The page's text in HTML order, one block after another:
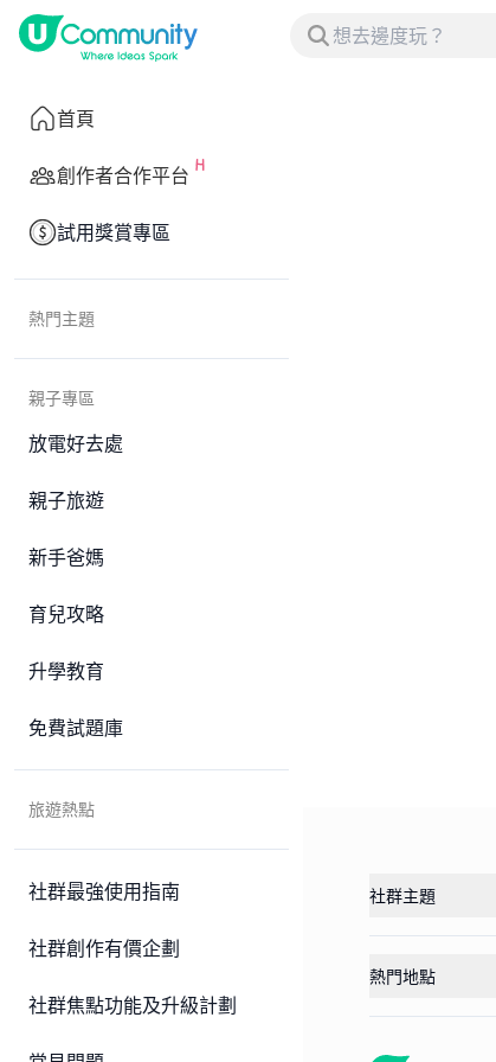
首頁
創作者合作平台
試用獎賞專區
熱門主題
親子專區
放電好去處
親子旅遊
新手爸媽
育兒攻略
升學教育
免費試題庫
旅遊熱點
社群最強使用指南
社群創作有價企劃
社群焦點功能及升級計劃
社群主題
熱門地點